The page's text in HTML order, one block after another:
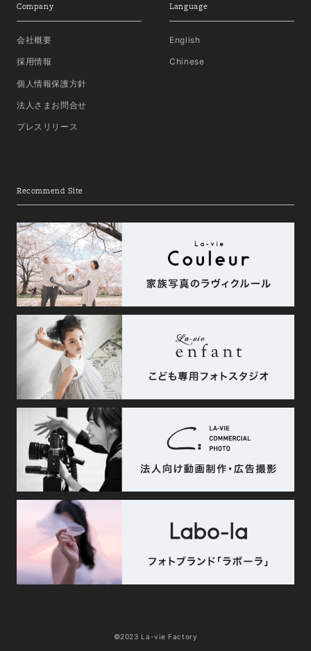
Company
会社概要
採用情報
個人情報保護方針
法人さまお問合せ
プレスリリース
Language
English
Chinese
Recommend Site
©2023 La-vie Factory